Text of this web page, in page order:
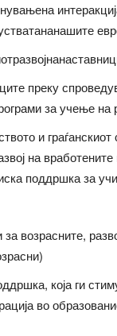
преку
за учење на
и
на
поддршка за
возрасните,
која ги
во